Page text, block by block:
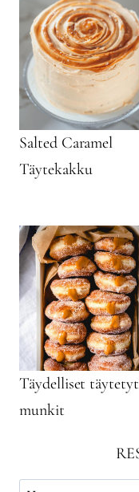
Salted Caramel
Täytekakku
Täydelliset täytetyt
munkit
Käytä